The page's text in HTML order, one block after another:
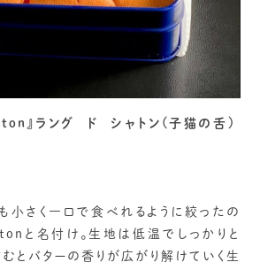
』ラング ド シャトン(子猫の舌)
小さく一口で食べれるように絞ったの
と名付け。生地は低温でしっかりと
とバターの香りが広がり解けていく生